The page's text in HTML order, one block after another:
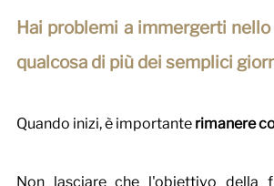
Hai problemi a immergerti
qualcosa di più dei semplici
Quando inizi, è importante rimanere
Non lasciare che l'obiettivo